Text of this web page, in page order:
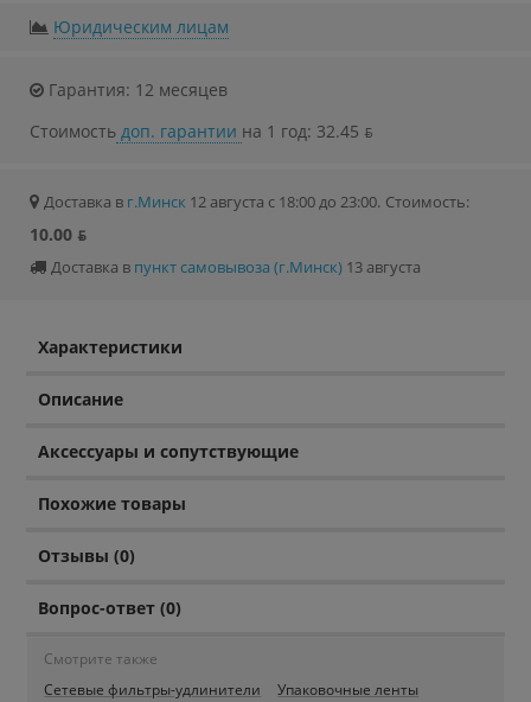
Юридическим лицам
Гарантия: 12 месяцев
Стоимость доп. гарантии на 1 год: 32.45 ƃ
Доставка в г.Минск 12 августа с 18:00 до 23:00. Стоимость:
10.00 ƃ
Доставка в пункт самовывоза (г.Минск) 13 августа
Характеристики
Описание
Аксессуары и сопутствующие
Похожие товары
Отзывы (0)
Вопрос-ответ (0)
Смотрите также
Сетевые фильтры-удлинители
Упаковочные ленты